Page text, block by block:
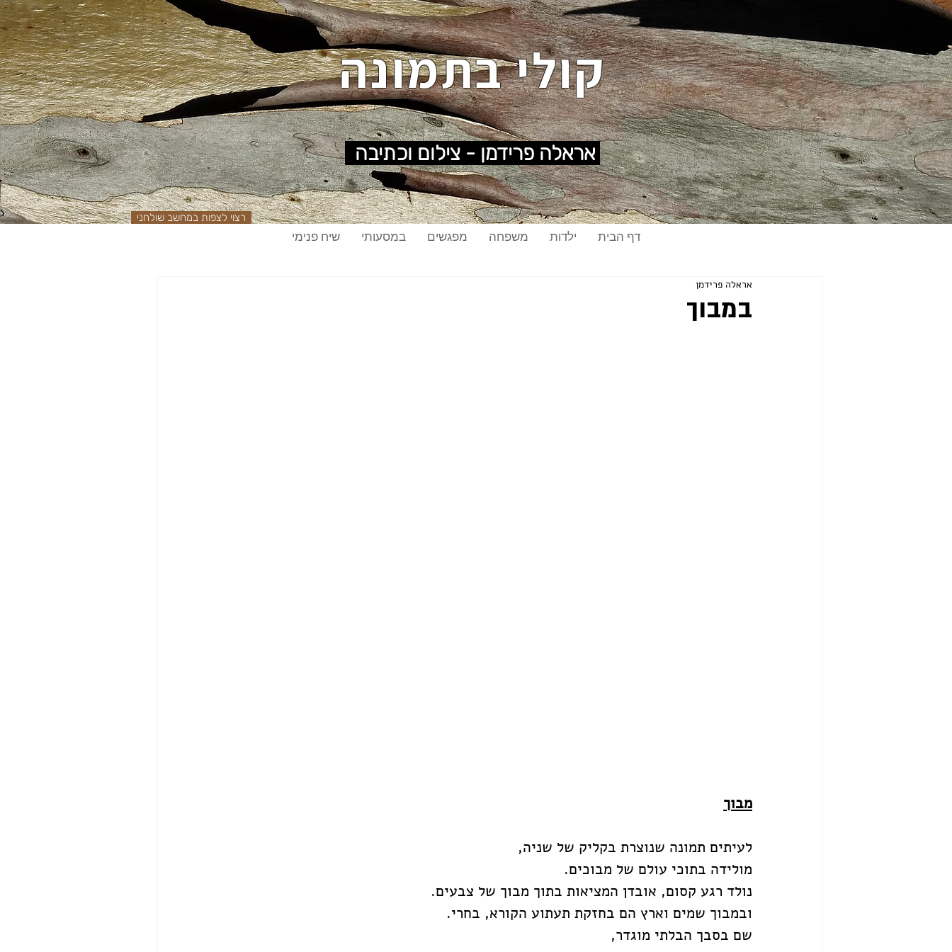
קולי בתמונה
רצוי לצפות במחשב שולחני
דף הבית ילדות משפחה מפגשים במסעותי שיח פנימי
במבוך
אראלה פרידמן
מבוך
לעיתים תמונה שנוצרת בקליק של שניה,
מולידה בתוכי עולם של מבוכים.
נולד רגע קסום, אובדן המציאות בתוך מבוך של צבעים.
ובמבוך שמים וארץ הם בחזקת תעתוע הקורא, בחרי.
שם בסבך הבלתי מוגדר,